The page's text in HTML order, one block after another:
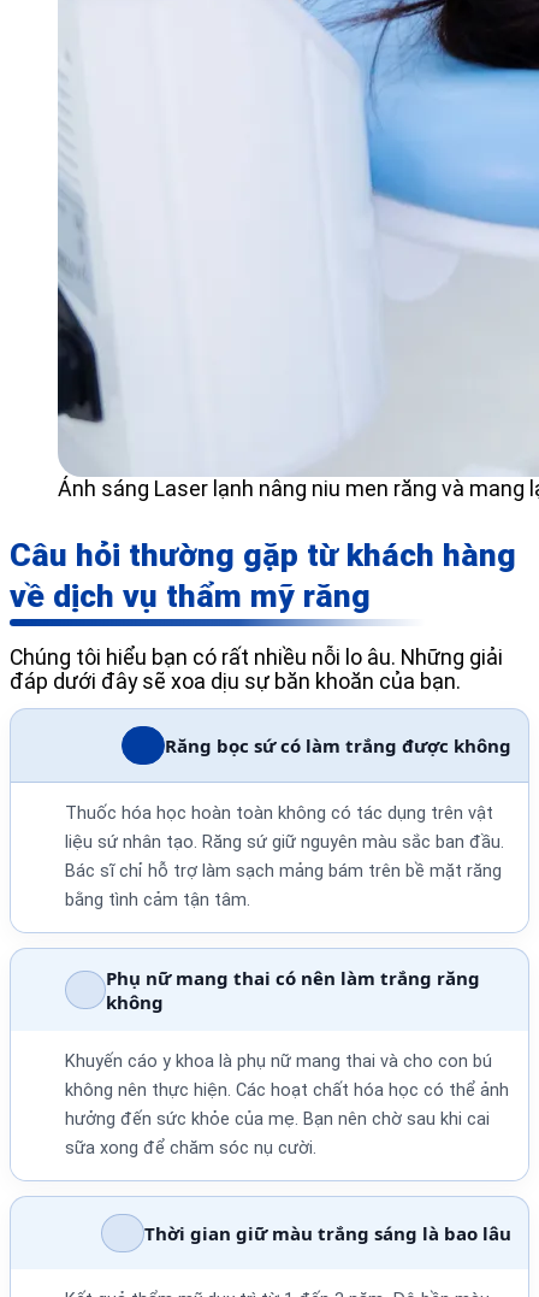
Ánh sáng Laser lạnh nâng niu men răng và
Câu hỏi thường gặp từ khách hàng
về dịch vụ thẩm mỹ răng
Chúng tôi hiểu bạn có rất nhiều nỗi lo âu. Những giải
đáp dưới đây sẽ xoa dịu sự băn khoăn của bạn.
Răng bọc sứ có làm trắng được không
Thuốc hóa học hoàn toàn không có tác dụng trên vật
liệu sứ nhân tạo. Răng sứ giữ nguyên màu sắc ban đầu.
Bác sĩ chỉ hỗ trợ làm sạch mảng bám trên bề mặt răng
bằng tình cảm tận tâm.
Phụ nữ mang thai có nên làm trắng răng
không
Khuyến cáo y khoa là phụ nữ mang thai và cho con bú
không nên thực hiện. Các hoạt chất hóa học có thể ảnh
hưởng đến sức khỏe của mẹ. Bạn nên chờ sau khi cai
sữa xong để chăm sóc nụ cười.
Thời gian giữ màu trắng sáng là bao lâu